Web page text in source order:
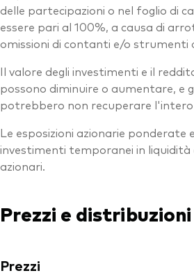
delle partecipazioni o nel foglio di
essere pari al 100%, a causa di
omissioni di contanti e/o strumenti
Il valore degli investimenti e il
possono diminuire o aumentare, e
potrebbero non recuperare
Le esposizioni azionarie ponderate
investimenti temporanei in liquidità
azionari.
Prezzi e distribuzioni
Prezzi